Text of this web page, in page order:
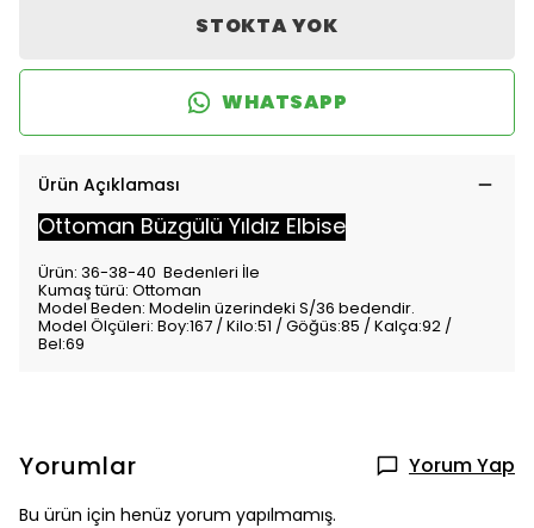
STOKTA YOK
WHATSAPP
Ürün Açıklaması
Ottoman Büzgülü Yıldız Elbise
Ürün: 36-38-40 Bedenleri İle
Kumaş türü: Ottoman
Model Beden: Modelin üzerindeki S/36 bedendir.
Model Ölçüleri: Boy:167 / Kilo:51 / Göğüs:85 / Kalça:92 /
Bel:69
Yorumlar Yorum Yap
Bu ürün için henüz yorum yapılmamış.